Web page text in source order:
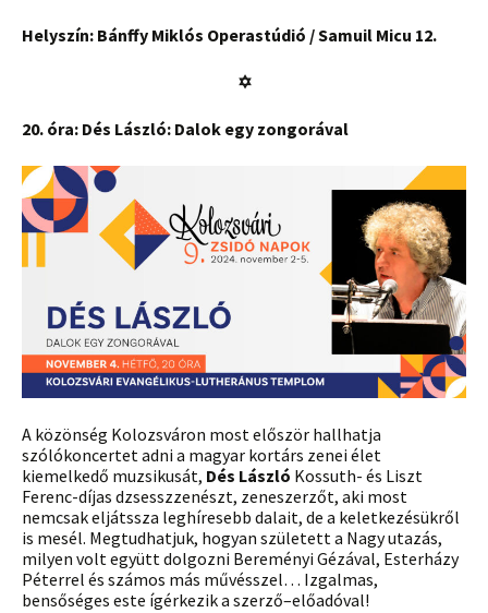
Helyszín: Bánffy Miklós Operastúdió / Samuil Micu 12.
✡
20. óra: Dés László: Dalok egy zongorával
A közönség Kolozsváron most először hallhatja
szólókoncertet adni a magyar kortárs zenei élet
kiemelkedő muzsikusát, Dés László Kossuth- és Liszt
Ferenc-díjas dzsesszzenészt, zeneszerzőt, aki most
nemcsak eljátssza leghíresebb dalait, de a keletkezésükről
is mesél. Megtudhatjuk, hogyan született a Nagy utazás,
milyen volt együtt dolgozni Bereményi Gézával, Esterházy
Péterrel és számos más művésszel… Izgalmas,
bensőséges este ígérkezik a szerző–előadóval!